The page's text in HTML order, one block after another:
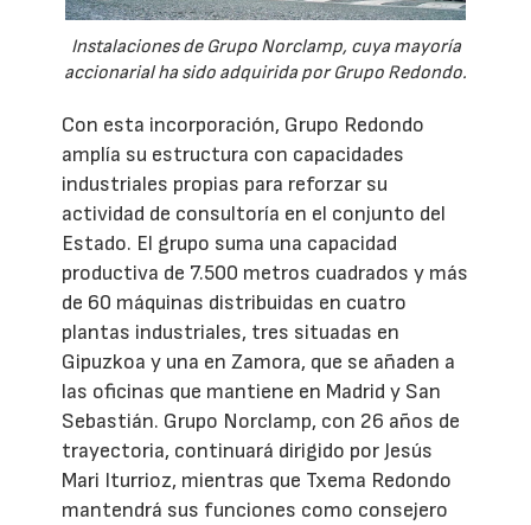
Instalaciones de Grupo Norclamp, cuya mayoría
accionarial ha sido adquirida por Grupo Redondo.
Con esta incorporación, Grupo Redondo
amplía su estructura con capacidades
industriales propias para reforzar su
actividad de consultoría en el conjunto del
Estado. El grupo suma una capacidad
productiva de 7.500 metros cuadrados y más
de 60 máquinas distribuidas en cuatro
plantas industriales, tres situadas en
Gipuzkoa y una en Zamora, que se añaden a
las oficinas que mantiene en Madrid y San
Sebastián. Grupo Norclamp, con 26 años de
trayectoria, continuará dirigido por Jesús
Mari Iturrioz, mientras que Txema Redondo
mantendrá sus funciones como consejero